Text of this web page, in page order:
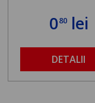
080lei
DETALII